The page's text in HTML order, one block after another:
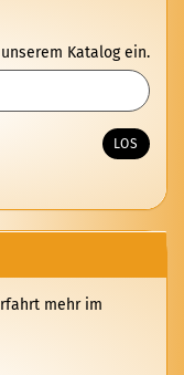
Katalog ein.
LOS
mehr im